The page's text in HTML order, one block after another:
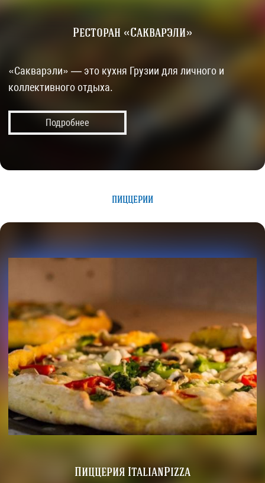
Ресторан «Сакварэли»
«Сакварэли» — это кухня Грузии для личного и
коллективного отдыха.
Подробнее
ПИЦЦЕРИИ
Пиццерия ItalianPizza